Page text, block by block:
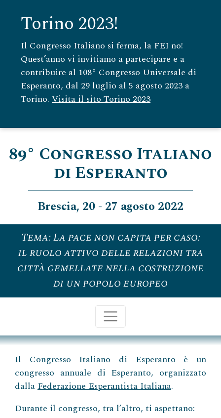
Torino 2023!
Il Congresso Italiano si ferma, la FEI no!
Quest’anno vi invitiamo a partecipare e a
contribuire al 108° Congresso Universale di
Esperanto, dal 29 luglio al 5 agosto 2023 a
Torino. Visita il sito Torino 2023
89° Congresso Italiano
di Esperanto
Brescia, 20 - 27 agosto 2022
Tema: La pace non capita per caso:
il ruolo attivo delle relazioni tra
città gemellate nella costruzione
di un popolo europeo
Il Congresso Italiano di Esperanto è un
congresso annuale di Esperanto, organizzato
dallaFederazione Esperantista Italiana.
Durante il congresso, tra l’altro, ti aspettano: